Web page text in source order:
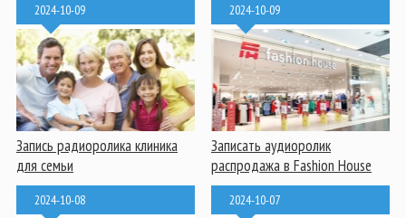
2024-10-09
Запись радиоролика клиника
для семьи
2024-10-09
Записать аудиоролик
распродажа в Fashion House
2024-10-08 2024-10-07